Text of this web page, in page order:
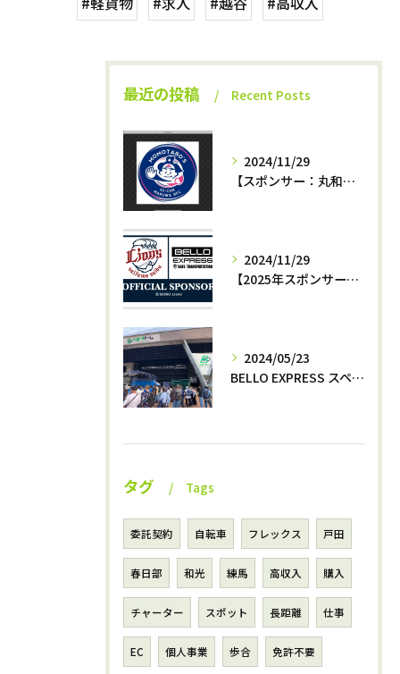
最近の投稿 Recent Posts
2024/11/29
【スポンサー：丸和運輸機関az−momotaro’s】12月7日最終戦‼️
2024/11/29
【2025年スポンサー決定‼️】西武ライオンズ✖️株式会社BELLO
2024/05/23
BELLO EXPRESS スペシャルナイター開催⚾️
タグ Tags
委託契約 自転車 フレックス 戸田
春日部 和光 練馬 高収入 購入
チャーター スポット 長距離 仕事
EC 個人事業 歩合 免許不要